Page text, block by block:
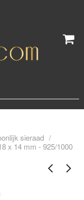
sieraad /
x 14 mm - 925/1000